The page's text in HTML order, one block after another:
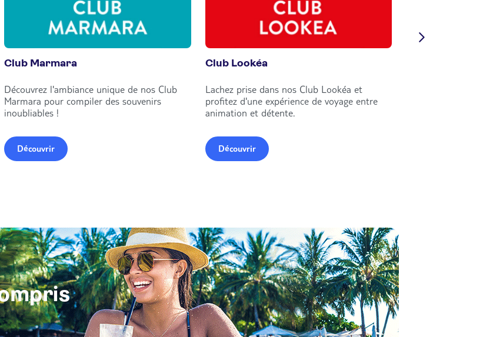
Club Marmara
Découvrez l'ambiance unique de nos Club
Marmara pour compiler des souvenirs
inoubliables !
Découvrir
Club Lookéa
Lachez prise dans nos Club Lookéa et
profitez d'une expérience de voyage entre
animation et détente.
Découvrir